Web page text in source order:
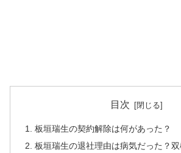
目次
板垣瑞生の契約解除は何があった？
板垣瑞生の退社理由は病気だった？